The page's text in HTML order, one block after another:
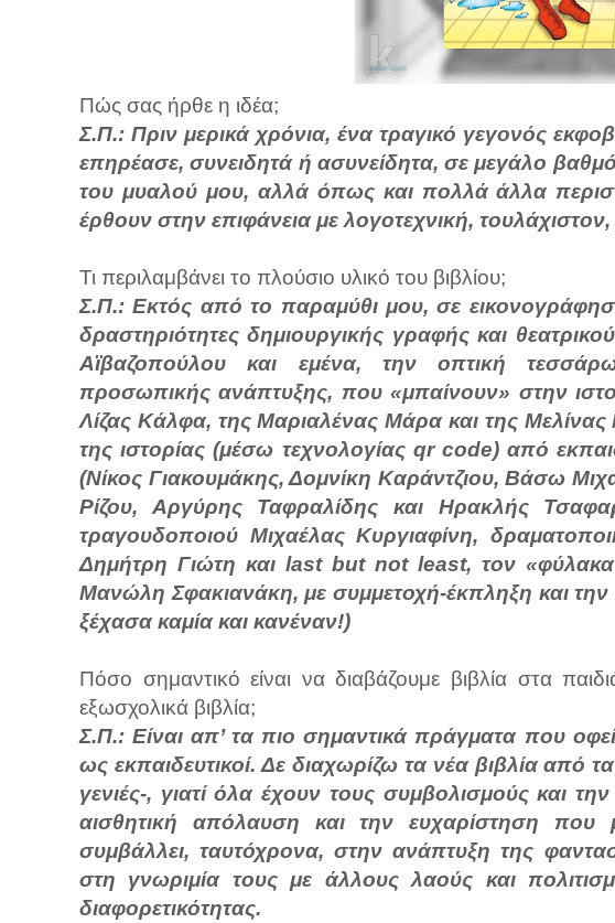
Πώς σας ήρθε η ιδέα;
Σ.Π.: Πριν μερικά χρόνια, ένα τραγικό γεγονός
επηρέασε, συνειδητά ή ασυνείδητα, σε μεγάλο
του μυαλού μου, αλλά όπως και πολλά άλλα
έρθουν στην επιφάνεια με λογοτεχνική,
Τι περιλαμβάνει το πλούσιο υλικό του βιβλίου;
Σ.Π.: Εκτός από το παραμύθι μου, σε
δραστηριότητες δημιουργικής γραφής και
Αϊβαζοπούλου και εμένα, την οπτική
προσωπικής ανάπτυξης, που «μπαίνουν» στην
Λίζας Κάλφα, της Μαριαλένας Μάρα και της
της ιστορίας (μέσω τεχνολογίας qr code) από
(Νίκος Γιακουμάκης, Δομνίκη Καράντζιου, Βάσω
Ρίζου, Αργύρης Ταφραλίδης και Ηρακλής
τραγουδοποιού Μιχαέλας Κυργιαφίνη,
Δημήτρη Γιώτη και last but not least, τον
Μανώλη Σφακιανάκη, με συμμετοχή-έκπληξη και
ξέχασα καμία και κανέναν!)
Πόσο σημαντικό είναι να διαβάζουμε βιβλία στα
εξωσχολικά βιβλία;
Σ.Π.: Είναι απ’ τα πιο σημαντικά πράγματα που
ως εκπαιδευτικοί. Δε διαχωρίζω τα νέα βιβλία από
γενιές-, γιατί όλα έχουν τους συμβολισμούς και
αισθητική απόλαυση και την ευχαρίστηση που
συμβάλλει, ταυτόχρονα, στην ανάπτυξη της
στη γνωριμία τους με άλλους λαούς και
διαφορετικότητας.